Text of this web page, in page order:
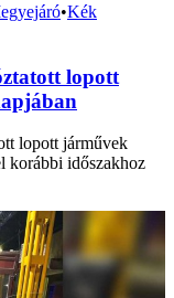
•Kék
lopott
lopott járművek
korábbi időszakhoz